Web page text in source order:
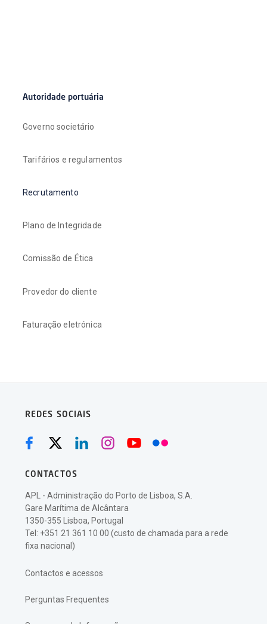
Autoridade portuária
Governo societário
Tarifários e regulamentos
Recrutamento
Plano de Integridade
Comissão de Ética
Provedor do cliente
Faturação eletrónica
REDES SOCIAIS
CONTACTOS
APL - Administração do Porto de Lisboa, S.A.
Gare Marítima de Alcântara
1350-355 Lisboa, Portugal
Tel: +351 21 361 10 00 (custo de chamada para a rede
fixa nacional)
Contactos e acessos
Perguntas Frequentes